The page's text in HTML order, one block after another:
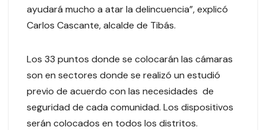
ayudará mucho a atar la delincuencia”, explicó
Carlos Cascante, alcalde de Tibás.
Los 33 puntos donde se colocarán las cámaras
son en sectores donde se realizó un estudió
previo de acuerdo con las necesidades de
seguridad de cada comunidad. Los dispositivos
serán colocados en todos los distritos.